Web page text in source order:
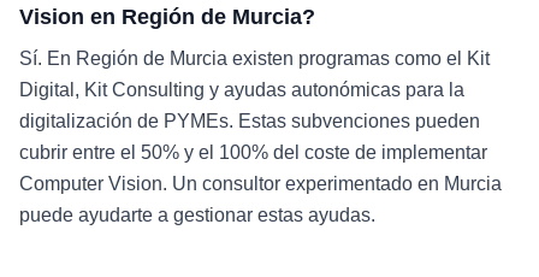
Vision en Región de Murcia?
Sí. En Región de Murcia existen programas como el Kit
Digital, Kit Consulting y ayudas autonómicas para la
digitalización de PYMEs. Estas subvenciones pueden
cubrir entre el 50% y el 100% del coste de implementar
Computer Vision. Un consultor experimentado en Murcia
puede ayudarte a gestionar estas ayudas.